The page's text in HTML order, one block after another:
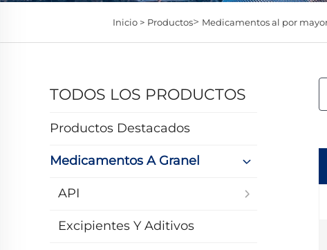
Inicio > Productos> Medicamentos al por
TODOS LOS PRODUCTOS
Productos Destacados
Medicamentos A Granel
API
Excipientes Y Aditivos